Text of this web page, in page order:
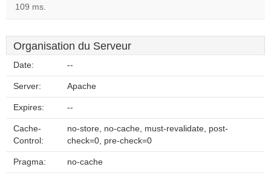
109 ms.
Organisation du Serveur
Date: --
Server: Apache
Expires: --
Cache-
Control:
no-store, no-cache, must-revalidate, post-
check=0, pre-check=0
Pragma: no-cache